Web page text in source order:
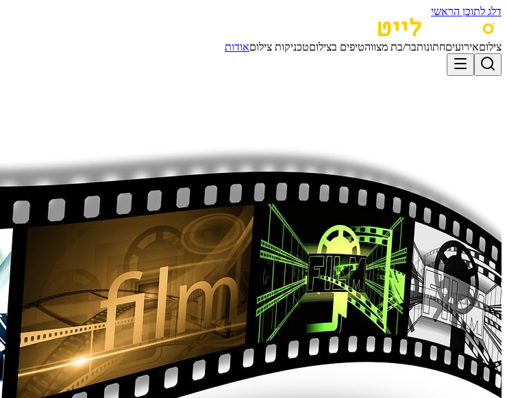
דלג לתוכן הראשי
צילוםאירועיםחתונותבר/בת מצווהטיפים בצילוםטכניקות צילוםאודות